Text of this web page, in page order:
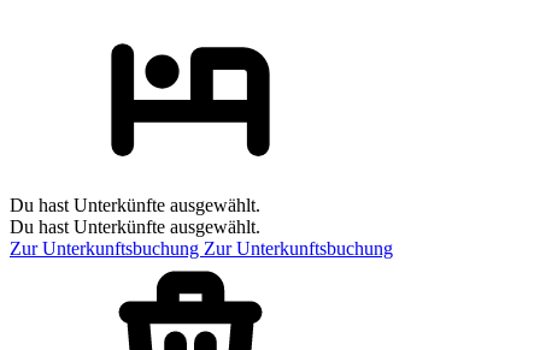
Du hast Unterkünfte ausgewählt.
Du hast Unterkünfte ausgewählt.
Zur Unterkunftsbuchung Zur Unterkunftsbuchung